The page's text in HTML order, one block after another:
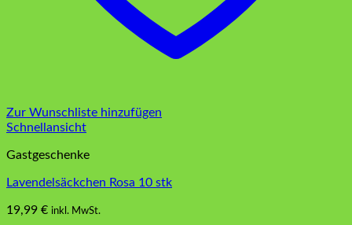
Zur Wunschliste hinzufügen
Schnellansicht
Gastgeschenke
Lavendelsäckchen Rosa 10 stk
19,99 € inkl. MwSt.